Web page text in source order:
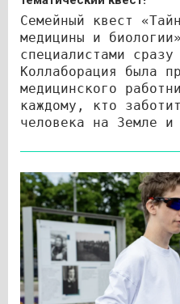
Семейный квест
медицины и
специалистами
Коллаборация была
медицинского
каждому, кто
человека на Земле